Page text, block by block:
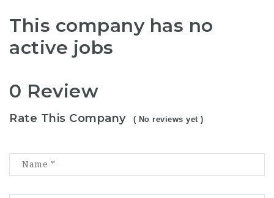
This company has no
active jobs
0 Review
Rate This Company ( No reviews yet )